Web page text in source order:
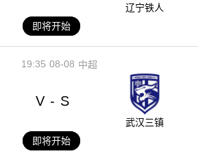
辽宁铁人
即将开始
08-08
19:35 中超
V - S
武汉三镇
即将开始